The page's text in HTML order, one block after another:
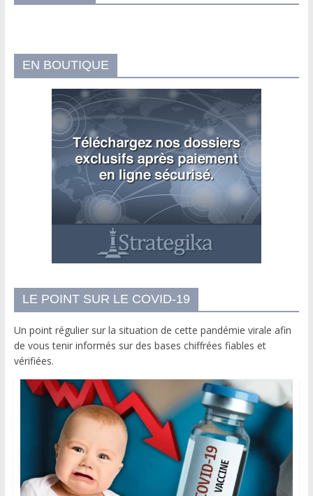
EN BOUTIQUE
LE POINT SUR LE COVID-19
Un point régulier sur la situation de cette pandémie virale afin
de vous tenir informés sur des bases chiffrées fiables et
vérifiées.